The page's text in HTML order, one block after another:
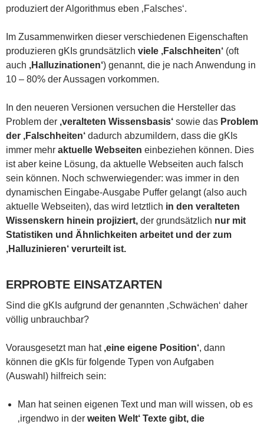
produziert der Algorithmus eben ‚Falsches‘.
Im Zusammenwirken dieser verschiedenen Eigenschaften
produzieren gKIs grundsätzlich viele ‚Falschheiten‘ (oft
auch ‚Halluzinationen‘) genannt, die je nach Anwendung in
10 – 80% der Aussagen vorkommen.
In den neueren Versionen versuchen die Hersteller das
Problem der ‚veralteten Wissensbasis‘ sowie das Problem
der ‚Falschheiten‘ dadurch abzumildern, dass die gKIs
immer mehr aktuelle Webseiten einbeziehen können. Dies
ist aber keine Lösung, da aktuelle Webseiten auch falsch
sein können. Noch schwerwiegender: was immer in den
dynamischen Eingabe-Ausgabe Puffer gelangt (also auch
aktuelle Webseiten), das wird letztlich in den veralteten
Wissenskern hinein projiziert, der grundsätzlich nur mit
Statistiken und Ähnlichkeiten arbeitet und der zum
‚Halluzinieren‘ verurteilt ist.
ERPROBTE EINSATZARTEN
Sind die gKIs aufgrund der genannten ‚Schwächen‘ daher
völlig unbrauchbar?
Vorausgesetzt man hat ‚eine eigene Position‘, dann
können die gKIs für folgende Typen von Aufgaben
(Auswahl) hilfreich sein:
Man hat seinen eigenen Text und man will wissen, ob es
‚irgendwo in der weiten Welt‘ Texte gibt, die